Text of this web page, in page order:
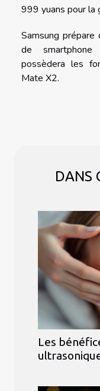
999 yuans pour la
Samsung
de smartphone
possèdera les
Mate X2.
DANS
Les